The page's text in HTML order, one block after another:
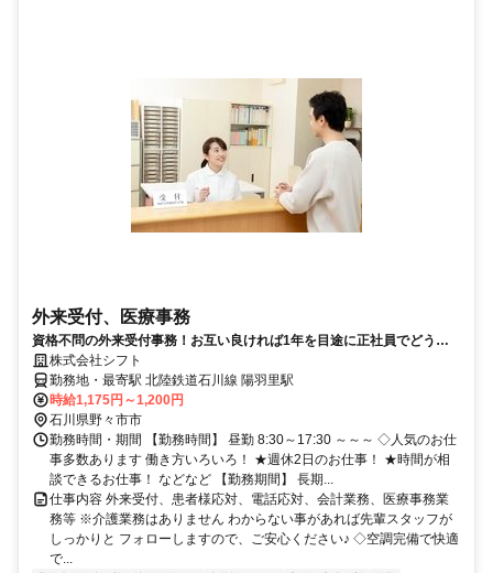
外来受付、医療事務
資格不問の外来受付事務！お互い良ければ1年を目途に正社員でどうで
すか？保育入所相談可能です♪
株式会社シフト
勤務地・最寄駅 北陸鉄道石川線 陽羽里駅
時給1,175円～1,200円
石川県野々市市
勤務時間・期間 【勤務時間】 昼勤 8:30～17:30 ～～～ ◇人気のお仕
事多数あります 働き方いろいろ！ ★週休2日のお仕事！ ★時間が相
談できるお仕事！ などなど 【勤務期間】 長期...
仕事内容 外来受付、患者様応対、電話応対、会計業務、医療事務業
務等 ※介護業務はありません わからない事があれば先輩スタッフが
しっかりと フォローしますので、ご安心ください♪ ◇空調完備で快適
で...